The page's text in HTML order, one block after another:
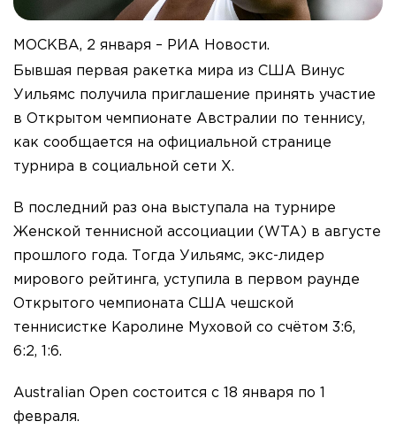
МОСКВА, 2 января – РИА Новости.
Бывшая первая ракетка мира из США Винус
Уильямс получила приглашение принять участие
в Открытом чемпионате Австралии по теннису,
как сообщается на официальной странице
турнира в социальной сети Х.
В последний раз она выступала на турнире
Женской теннисной ассоциации (WTA) в августе
прошлого года. Тогда Уильямс, экс-лидер
мирового рейтинга, уступила в первом раунде
Открытого чемпионата США чешской
теннисистке Каролине Муховой со счётом 3:6,
6:2, 1:6.
Australian Open состоится с 18 января по 1
февраля.